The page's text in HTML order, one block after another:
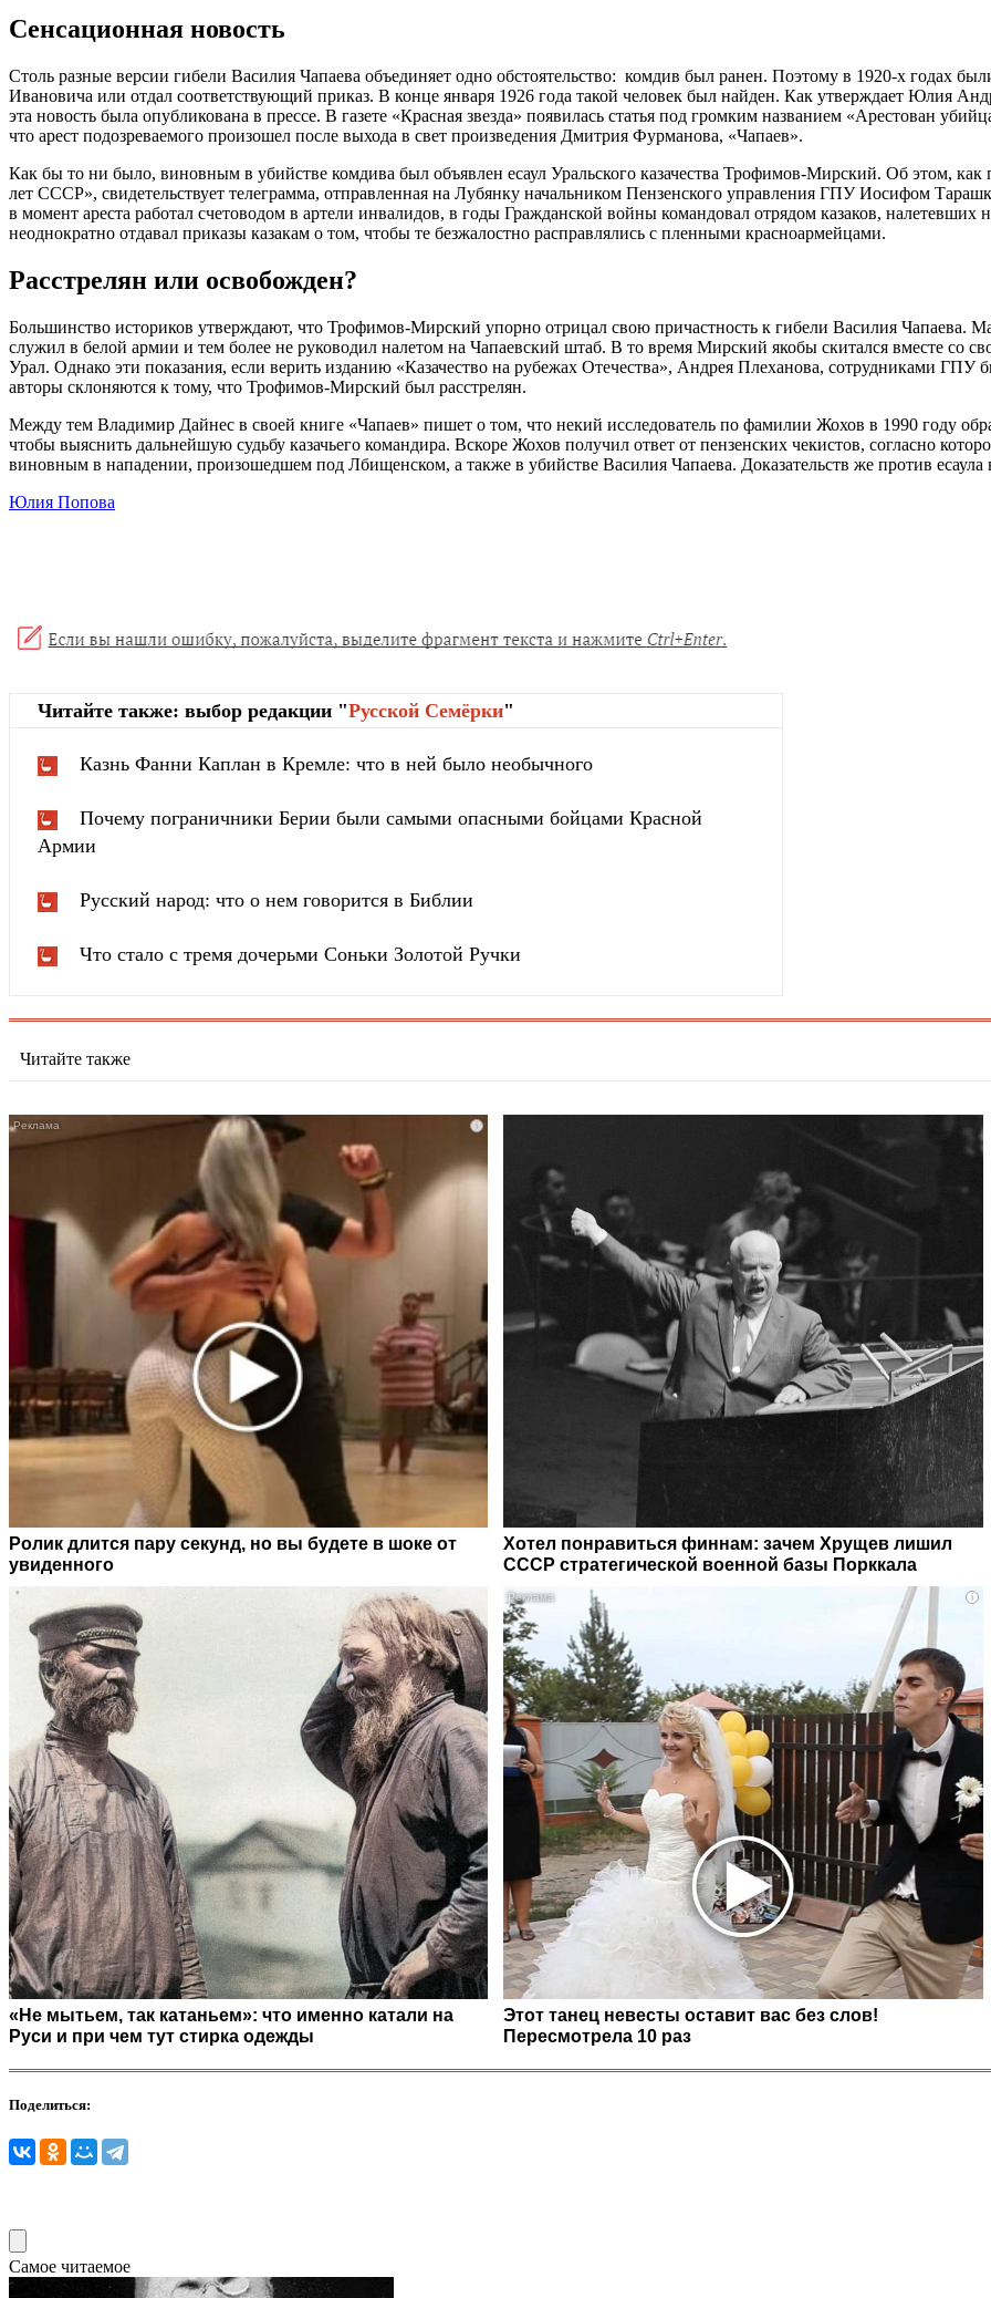
Сенсационная новость
Столь разные версии гибели Василия Чапаева объединяет одно обстоятельство: комдив был ранен. Поэтому в 1920-х годах
Ивановича или отдал соответствующий приказ. В конце января 1926 года такой человек был найден. Как утверждает Юлия
эта новость была опубликована в прессе. В газете «Красная звезда» появилась статья под громким названием «Арестован
что арест подозреваемого произошел после выхода в свет произведения Дмитрия Фурманова, «Чапаев».
Как бы то ни было, виновным в убийстве комдива был объявлен есаул Уральского казачества Трофимов-Мирский. Об этом,
лет СССР», свидетельствует телеграмма, отправленная на Лубянку начальником Пензенского управления ГПУ Иосифом
в момент ареста работал счетоводом в артели инвалидов, в годы Гражданской войны командовал отрядом казаков,
неоднократно отдавал приказы казакам о том, чтобы те безжалостно расправлялись с пленными красноармейцами.
Расстрелян или освобожден?
Большинство историков утверждают, что Трофимов-Мирский упорно отрицал свою причастность к гибели Василия Чапаева.
служил в белой армии и тем более не руководил налетом на Чапаевский штаб. В то время Мирский якобы скитался вместе со
Урал. Однако эти показания, если верить изданию «Казачество на рубежах Отечества», Андрея Плеханова, сотрудниками
авторы склоняются к тому, что Трофимов-Мирский был расстрелян.
Между тем Владимир Дайнес в своей книге «Чапаев» пишет о том, что некий исследователь по фамилии Жохов в 1990 году
чтобы выяснить дальнейшую судьбу казачьего командира. Вскоре Жохов получил ответ от пензенских чекистов, согласно
виновным в нападении, произошедшем под Лбищенском, а также в убийстве Василия Чапаева. Доказательств же против
Юлия Попова
Читайте также: выбор редакции "Русской Cемёрки"
Казнь Фанни Каплан в Кремле: что в ней было необычного
Почему пограничники Берии были самыми опасными бойцами Красной
Армии
Русский народ: что о нем говорится в Библии
Что стало с тремя дочерьми Соньки Золотой Ручки
Читайте также
i
Ролик длится пару секунд, но вы будете в шоке от
увиденного
Хотел понравиться финнам: зачем Хрущев лишил
СССР стратегической военной базы Порккала
«Не мытьем, так катаньем»: что именно катали на
Руси и при чем тут стирка одежды
i
Этот танец невесты оставит вас без слов!
Пересмотрела 10 раз
Поделиться:
Самое читаемое